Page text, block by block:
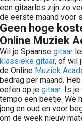
een gitaarles zijn zo
de eerste maand voor
Geen hoge
Online Muziek
Wil je Spaanse gitaar
klassieke gitaar, of wil
de Online Muziek
bedrag per maand.
oefen op je gitaar. Is je
tempo een beetje. We
jong en oud en voor
om de week nieuw